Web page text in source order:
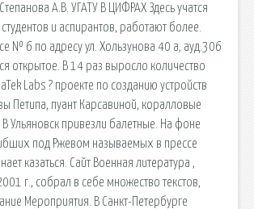
А.В. УГАТУ В ЦИФРАХ Здесь учатся
и аспирантов, работают более.
№ 6 по адресу ул. Хользунова 40 а, ауд.306
открытое. В 14 раз выросло количество
Labs ? проекте по созданию устройств
Петипа, пуант Карсавиной, коралловые
Ульяновск привезли балетные. На фоне
под Ржевом называемых в прессе
казаться. Сайт Военная литература ,
г., собрал в себе множество текстов,
Мероприятия. В Санкт-Петербурге